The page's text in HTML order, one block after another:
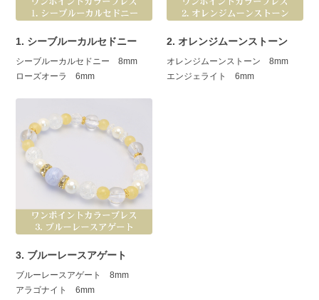
1. シーブルーカルセドニー
シーブルーカルセドニー 8mm
ローズオーラ 6mm
2. オレンジムーンストーン
オレンジムーンストーン 8mm
エンジェライト 6mm
3. ブルーレースアゲート
ブルーレースアゲート 8mm
アラゴナイト 6mm